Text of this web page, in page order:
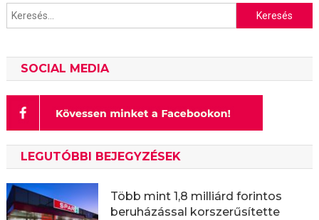
Keresés:
SOCIAL MEDIA
LEGUTÓBBI BEJEGYZÉSEK
Több mint 1,8 milliárd forintos
beruházással korszerűsítette